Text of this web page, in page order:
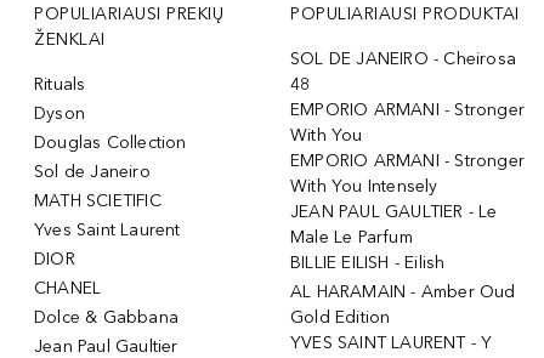
POPULIARIAUSI PREKIŲ
ŽENKLAI
Rituals
Dyson
Douglas Collection
Sol de Janeiro
MATH SCIETIFIC
Yves Saint Laurent
DIOR
CHANEL
Dolce & Gabbana
Jean Paul Gaultier
POPULIARIAUSI PRODUKTAI
SOL DE JANEIRO - Cheirosa
48
EMPORIO ARMANI - Stronger
With You
EMPORIO ARMANI - Stronger
With You Intensely
JEAN PAUL GAULTIER - Le
Male Le Parfum
BILLIE EILISH - Eilish
AL HARAMAIN - Amber Oud
Gold Edition
YVES SAINT LAURENT - Y